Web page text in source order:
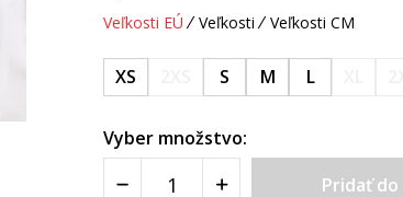
Veľkosti EÚ Veľkosti Veľkosti CM
XS S M L
Vyber množstvo:
Pridať do